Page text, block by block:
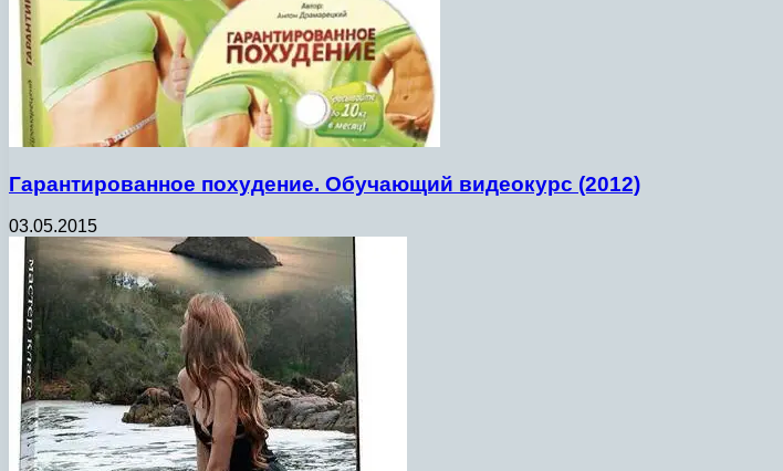
Гарантированное похудение. Обучающий видеокурс (2012)
03.05.2015